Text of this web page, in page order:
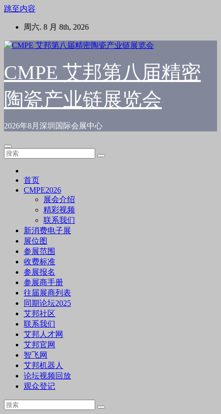
跳至内容
周六. 8 月 8th, 2026
CMPE 艾邦第八届精密
陶瓷产业链展览会
2026年8月深圳国际会展中心
首页
CMPE2026
展会介绍
精彩视频
联系我们
新消费电子展
展位图
参展范围
收费标准
参展报名
参展商手册
往届展商列表
同期论坛2025
艾邦社区
联系我们
艾邦人才网
艾邦官网
智飞网
艾邦机器人
论坛视频回放
观众登记